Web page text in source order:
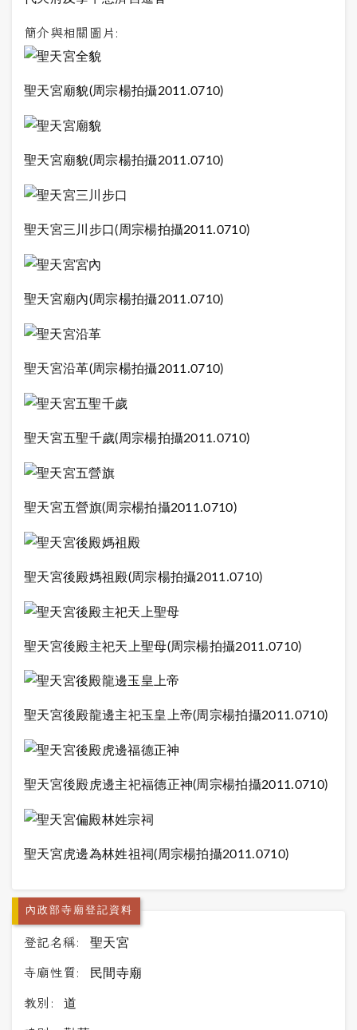
簡介與相關圖片:
聖天宮廟貌(周宗楊拍攝2011.0710)
聖天宮廟貌(周宗楊拍攝2011.0710)
聖天宮三川步口(周宗楊拍攝2011.0710)
聖天宮廟內(周宗楊拍攝2011.0710)
聖天宮沿革(周宗楊拍攝2011.0710)
聖天宮五聖千歲(周宗楊拍攝2011.0710)
聖天宮五營旗(周宗楊拍攝2011.0710)
聖天宮後殿媽祖殿(周宗楊拍攝2011.0710)
聖天宮後殿主祀天上聖母(周宗楊拍攝2011.0710)
聖天宮後殿龍邊主祀玉皇上帝(周宗楊拍攝2011.0710)
聖天宮後殿虎邊主祀福德正神(周宗楊拍攝2011.0710)
聖天宮虎邊為林姓祖祠(周宗楊拍攝2011.0710)
內政部寺廟登記資料
登記名稱: 聖天宮
寺廟性質: 民間寺廟
教別: 道